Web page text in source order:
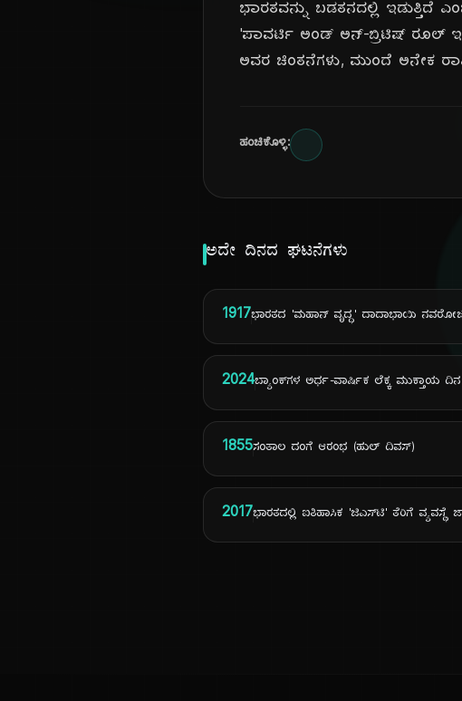
ಭಾರತವನ್ನು ಬಡತನದಲ್ಲಿ ಇಡುತ್ತಿದೆ
'ಪಾವರ್ಟಿ ಅಂಡ್ ಅನ್-ಬ್ರಿಟಿಷ್ ರೂಲ್
ಅವರ ಚಿಂತನೆಗಳು, ಮುಂದೆ ಅನೇಕ
ಹಂಚಿಕೊಳ್ಳಿ:
ಅದೇ ದಿನದ ಘಟನೆಗಳು
1917ಭಾರತದ 'ಮಹಾನ್ ವೃದ್ಧ' ದಾದಾಭಾಯಿ
2024ಬ್ಯಾಂಕ್‌ಗಳ ಅರ್ಧ-ವಾರ್ಷಿಕ ಲೆಕ್ಕ ಮುಕ್ತಾಯ ದಿನ
1855ಸಂತಾಲ ದಂಗೆ ಆರಂಭ (ಹುಲ್ ದಿವಸ್)
2017ಭಾರತದಲ್ಲಿ ಐತಿಹಾಸಿಕ 'ಜಿಎಸ್‌ಟಿ' ತೆರಿಗೆ ವ್ಯವಸ್ಥೆ